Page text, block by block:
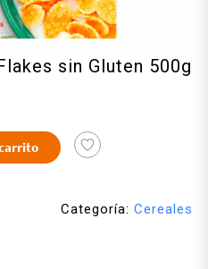
sin Gluten 500g
Categoría: Cereales